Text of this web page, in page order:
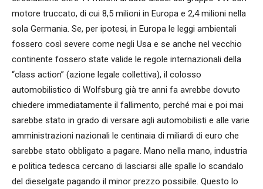
motore truccato, di cui 8,5 milioni in Europa e 2,4 milioni nella
sola Germania. Se, per ipotesi, in Europa le leggi ambientali
fossero così severe come negli Usa e se anche nel vecchio
continente fossero state valide le regole internazionali della
“class action” (azione legale collettiva), il colosso
automobilistico di Wolfsburg già tre anni fa avrebbe dovuto
chiedere immediatamente il fallimento, perché mai e poi mai
sarebbe stato in grado di versare agli automobilisti e alle varie
amministrazioni nazionali le centinaia di miliardi di euro che
sarebbe stato obbligato a pagare. Mano nella mano, industria
e politica tedesca cercano di lasciarsi alle spalle lo scandalo
del dieselgate pagando il minor prezzo possibile. Questo lo